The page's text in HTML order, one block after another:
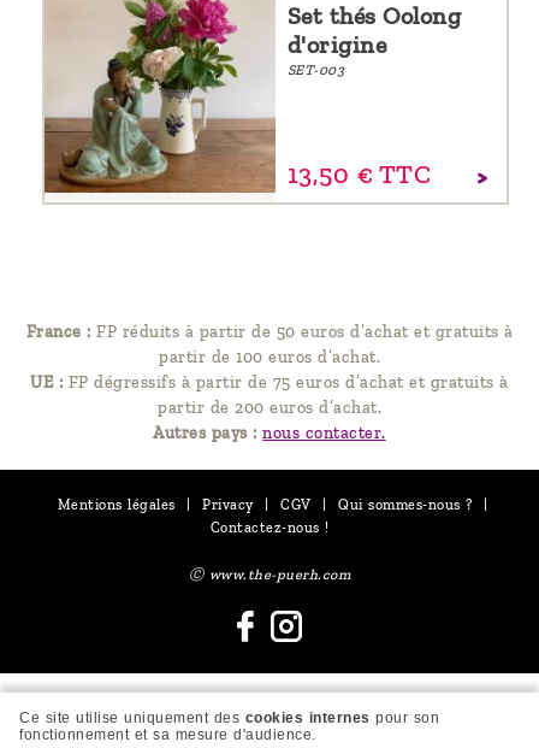
Set thés Oolong
d'origine
SET-003
13,50 € TTC
France : FP réduits à partir de 50 euros d’achat et gratuits à
partir de 100 euros d’achat.
UE : FP dégressifs à partir de 75 euros d’achat et gratuits à
partir de 200 euros d’achat.
Autres pays : nous contacter.
Mentions légales Privacy CGV Qui sommes-nous ?
Contactez-nous !
Ⓒ www.the-puerh.com
Ce site utilise uniquement des cookies internes pour son
fonctionnement et sa mesure d'audience.